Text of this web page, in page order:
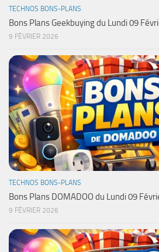
TECHNOS BONS-PLANS
Bons Plans Geekbuying du Lundi 09
9 FÉVRIER 2026
TECHNOS BONS-PLANS
Bons Plans DOMADOO du Lundi 09
9 FÉVRIER 2026